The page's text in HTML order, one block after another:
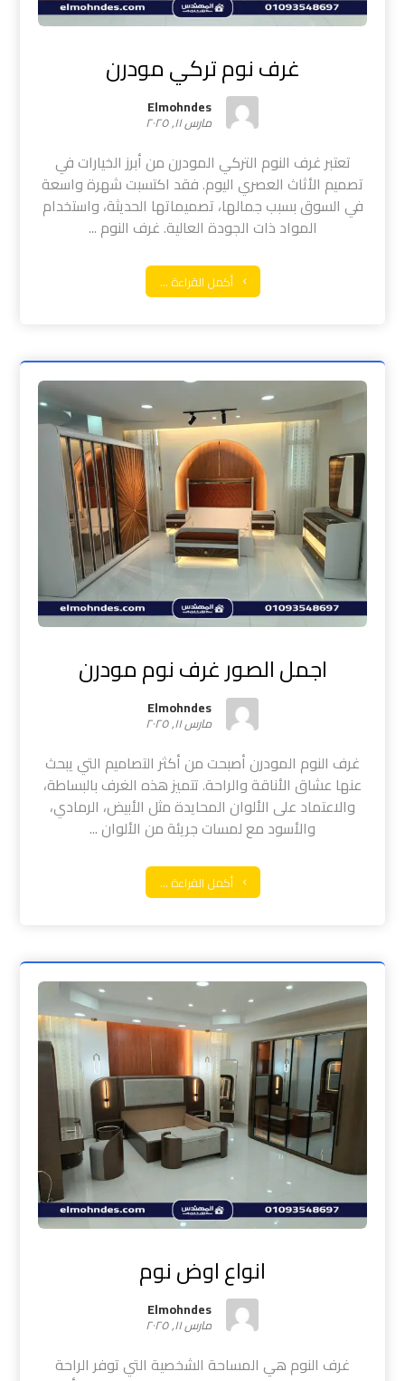
غرف نوم تركي مودرن
Elmohndes
مارس ١١, ٢٠٢٥
تعتبر غرف النوم التركي المودرن من أبرز الخيارات في
تصميم الأثاث العصري اليوم. فقد اكتسبت شهرة واسعة
في السوق بسبب جمالها، تصميماتها الحديثة، واستخدام
المواد ذات الجودة العالية. غرف النوم ...
أكمل القراءة ...
اجمل الصور غرف نوم مودرن
Elmohndes
مارس ١١, ٢٠٢٥
غرف النوم المودرن أصبحت من أكثر التصاميم التي يبحث
عنها عشاق الأناقة والراحة. تتميز هذه الغرف بالبساطة،
والاعتماد على الألوان المحايدة مثل الأبيض، الرمادي،
والأسود مع لمسات جريئة من الألوان ...
أكمل القراءة ...
انواع اوض نوم
Elmohndes
مارس ١١, ٢٠٢٥
غرف النوم هي المساحة الشخصية التي توفر الراحة